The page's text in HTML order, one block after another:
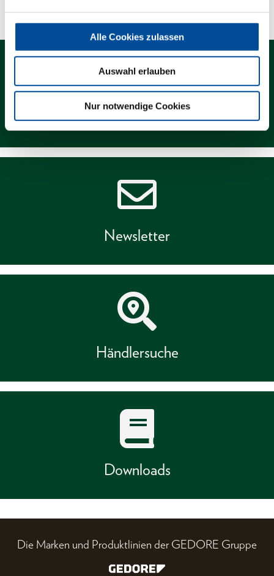
Alle Cookies zulassen
Auswahl erlauben
Nur notwendige Cookies
Kontakt
Newsletter
Händlersuche
Downloads
Die Marken und Produktlinien der GEDORE Gruppe